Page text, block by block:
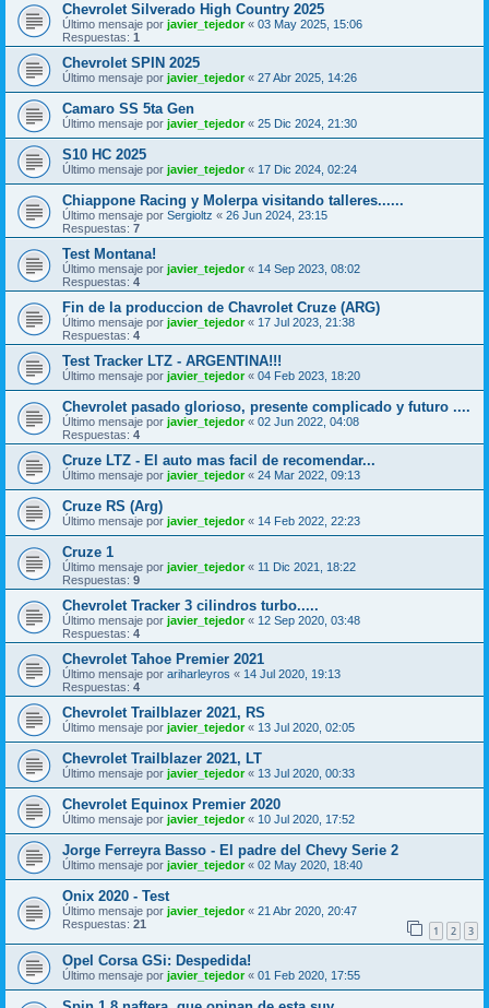
Chevrolet Silverado High Country 2025
Último mensaje por javier_tejedor« 03 May 2025, 15:06
Respuestas: 1
Chevrolet SPIN 2025
Último mensaje por javier_tejedor« 27 Abr 2025, 14:26
Camaro SS 5ta Gen
Último mensaje por javier_tejedor« 25 Dic 2024, 21:30
S10 HC 2025
Último mensaje por javier_tejedor« 17 Dic 2024, 02:24
Chiappone Racing y Molerpa visitando talleres......
Último mensaje por Sergioltz « 26 Jun 2024, 23:15
Respuestas: 7
Test Montana!
Último mensaje por javier_tejedor« 14 Sep 2023, 08:02
Respuestas: 4
Fin de la produccion de Chavrolet Cruze (ARG)
Último mensaje por javier_tejedor« 17 Jul 2023, 21:38
Respuestas: 4
Test Tracker LTZ - ARGENTINA!!!
Último mensaje por javier_tejedor« 04 Feb 2023, 18:20
Chevrolet pasado glorioso, presente complicado y futuro ....
Último mensaje por javier_tejedor« 02 Jun 2022, 04:08
Respuestas: 4
Cruze LTZ - El auto mas facil de recomendar...
Último mensaje por javier_tejedor« 24 Mar 2022, 09:13
Cruze RS (Arg)
Último mensaje por javier_tejedor« 14 Feb 2022, 22:23
Cruze 1
Último mensaje por javier_tejedor« 11 Dic 2021, 18:22
Respuestas: 9
Chevrolet Tracker 3 cilindros turbo.....
Último mensaje por javier_tejedor« 12 Sep 2020, 03:48
Respuestas: 4
Chevrolet Tahoe Premier 2021
Último mensaje por ariharleyros « 14 Jul 2020, 19:13
Respuestas: 4
Chevrolet Trailblazer 2021, RS
Último mensaje por javier_tejedor« 13 Jul 2020, 02:05
Chevrolet Trailblazer 2021, LT
Último mensaje por javier_tejedor« 13 Jul 2020, 00:33
Chevrolet Equinox Premier 2020
Último mensaje por javier_tejedor« 10 Jul 2020, 17:52
Jorge Ferreyra Basso - El padre del Chevy Serie 2
Último mensaje por javier_tejedor« 02 May 2020, 18:40
Onix 2020 - Test
Último mensaje por javier_tejedor« 21 Abr 2020, 20:47
Respuestas: 21 1 2 3
Opel Corsa GSi: Despedida!
Último mensaje por javier_tejedor« 01 Feb 2020, 17:55